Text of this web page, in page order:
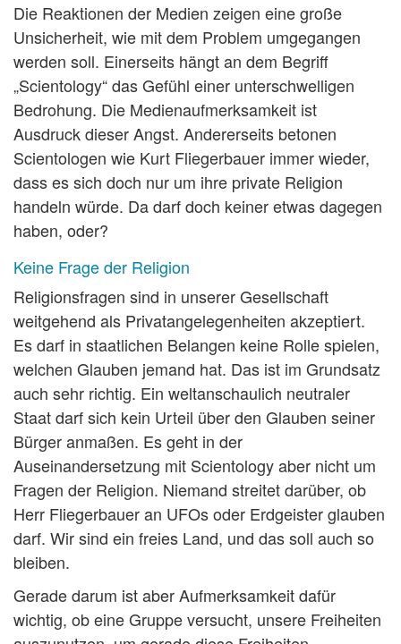
Die Reaktionen der Medien zeigen eine große
Unsicherheit, wie mit dem Problem umgegangen
werden soll. Einerseits hängt an dem Begriff
„Scientology“ das Gefühl einer unterschwelligen
Bedrohung. Die Medienaufmerksamkeit ist
Ausdruck dieser Angst. Andererseits betonen
Scientologen wie Kurt Fliegerbauer immer wieder,
dass es sich doch nur um ihre private Religion
handeln würde. Da darf doch keiner etwas dagegen
haben, oder?
Keine Frage der Religion
Religionsfragen sind in unserer Gesellschaft
weitgehend als Privatangelegenheiten akzeptiert.
Es darf in staatlichen Belangen keine Rolle spielen,
welchen Glauben jemand hat. Das ist im Grundsatz
auch sehr richtig. Ein weltanschaulich neutraler
Staat darf sich kein Urteil über den Glauben seiner
Bürger anmaßen. Es geht in der
Auseinandersetzung mit Scientology aber nicht um
Fragen der Religion. Niemand streitet darüber, ob
Herr Fliegerbauer an UFOs oder Erdgeister glauben
darf. Wir sind ein freies Land, und das soll auch so
bleiben.
Gerade darum ist aber Aufmerksamkeit dafür
wichtig, ob eine Gruppe versucht, unsere Freiheiten